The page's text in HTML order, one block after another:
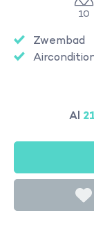
10
Zwembad
Al